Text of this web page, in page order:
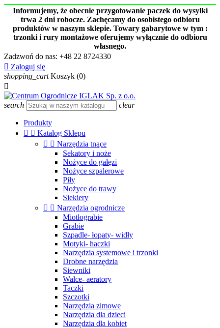
Informujemy, że obecnie przygotowanie paczek do wysyłki
trwa 2 dni robocze. Zachęcamy do osobistego odbioru
produktów w naszym sklepie. Towary gabarytowe w tym :
trzonki i rury montażowe oferujemy wyłącznie do odbioru
własnego.
Zadzwoń do nas: +48 22 8724330
 Zaloguj się
shopping_cart Koszyk (0)

search clear
Produkty
  Katalog Sklepu
  Narzędzia tnące
Sekatory i noże
Nożyce do gałęzi
Nożyce szpalerowe
Piły
Nożyce do trawy
Siekiery
  Narzędzia ogrodnicze
Miotłograbie
Grabie
Szpadle- łopaty- widły
Motyki- haczki
Narzędzia systemowe i trzonki
Drobne narzędzia
Siewniki
Walce- aeratory
Taczki
Szczotki
Narzędzia zimowe
Narzędzia dla dzieci
Narzędzia dla kobiet